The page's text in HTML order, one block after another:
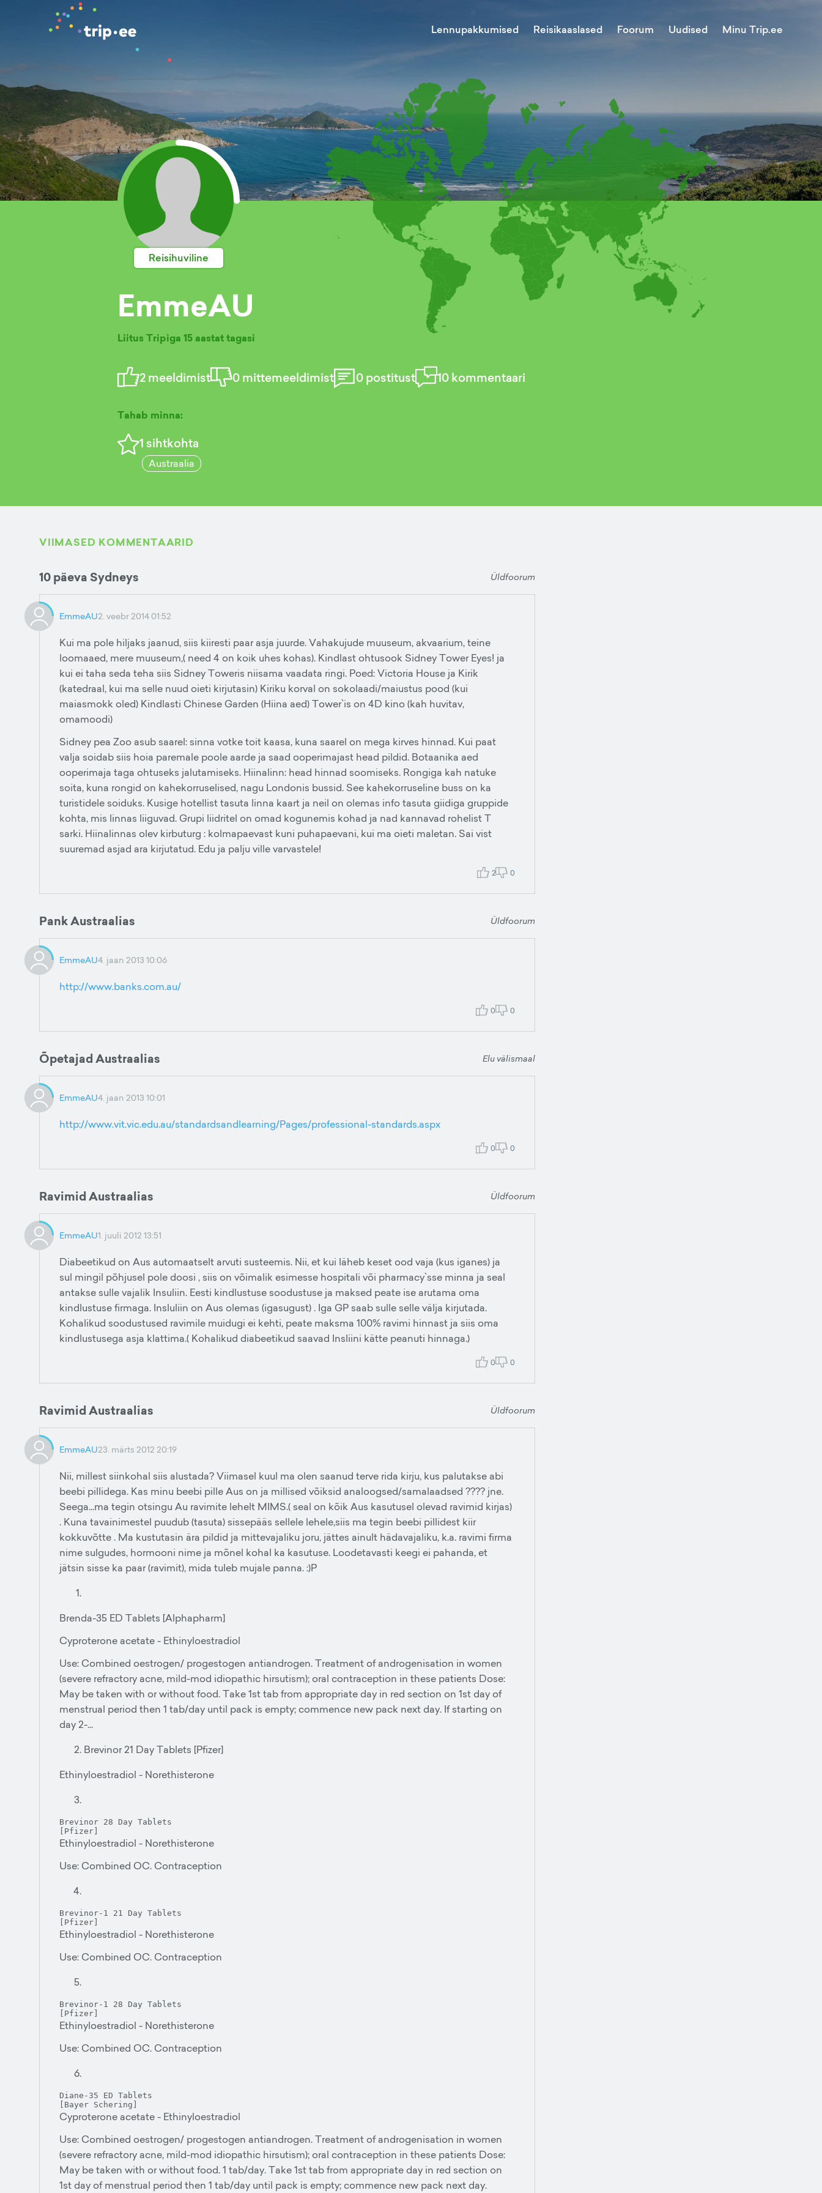
Lennupakkumised Reisikaaslased Foorum Uudised Minu Trip.ee
Reisihuviline
EmmeAU
Liitus Tripiga 15 aastat tagasi
2meeldimist 0mittemeeldimist 0postitust 10kommentaari
Tahab minna:
1 sihtkohta
Austraalia
VIIMASED KOMMENTAARID
10 päeva Sydneys Üldfoorum
EmmeAU2. veebr 2014 01:52
Kui ma pole hiljaks jaanud, siis kiiresti paar asja juurde. Vahakujude muuseum, akvaarium, teine
loomaaed, mere muuseum,( need 4 on koik uhes kohas). Kindlast ohtusook Sidney Tower Eyes! ja
kui ei taha seda teha siis Sidney Toweris niisama vaadata ringi. Poed: Victoria House ja Kirik
(katedraal, kui ma selle nuud oieti kirjutasin) Kiriku korval on sokolaadi/maiustus pood (kui
maiasmokk oled) Kindlasti Chinese Garden (Hiina aed) Tower`is on 4D kino (kah huvitav,
omamoodi)
Sidney pea Zoo asub saarel: sinna votke toit kaasa, kuna saarel on mega kirves hinnad. Kui paat
valja soidab siis hoia paremale poole aarde ja saad ooperimajast head pildid. Botaanika aed
ooperimaja taga ohtuseks jalutamiseks. Hiinalinn: head hinnad soomiseks. Rongiga kah natuke
soita, kuna rongid on kahekorruselised, nagu Londonis bussid. See kahekorruseline buss on ka
turistidele soiduks. Kusige hotellist tasuta linna kaart ja neil on olemas info tasuta giidiga gruppide
kohta, mis linnas liiguvad. Grupi liidritel on omad kogunemis kohad ja nad kannavad rohelist T
sarki. Hiinalinnas olev kirbuturg : kolmapaevast kuni puhapaevani, kui ma oieti maletan. Sai vist
suuremad asjad ara kirjutatud. Edu ja palju ville varvastele!
2 0
Pank Austraalias Üldfoorum
EmmeAU4. jaan 2013 10:06
http://www.banks.com.au/
0 0
Õpetajad Austraalias Elu välismaal
EmmeAU4. jaan 2013 10:01
http://www.vit.vic.edu.au/standardsandlearning/Pages/professional-standards.aspx
0 0
Ravimid Austraalias Üldfoorum
EmmeAU1. juuli 2012 13:51
Diabeetikud on Aus automaatselt arvuti susteemis. Nii, et kui läheb keset ood vaja (kus iganes) ja
sul mingil põhjusel pole doosi , siis on võimalik esimesse hospitali või pharmacy`sse minna ja seal
antakse sulle vajalik Insuliin. Eesti kindlustuse soodustuse ja maksed peate ise arutama oma
kindlustuse firmaga. Insluliin on Aus olemas (igasugust) . Iga GP saab sulle selle välja kirjutada.
Kohalikud soodustused ravimile muidugi ei kehti, peate maksma 100% ravimi hinnast ja siis oma
kindlustusega asja klattima.( Kohalikud diabeetikud saavad Insliini kätte peanuti hinnaga.)
0 0
Ravimid Austraalias Üldfoorum
EmmeAU23. märts 2012 20:19
Nii, millest siinkohal siis alustada? Viimasel kuul ma olen saanud terve rida kirju, kus palutakse abi
beebi pillidega. Kas minu beebi pille Aus on ja millised võiksid analoogsed/samalaadsed ???? jne.
Seega...ma tegin otsingu Au ravimite lehelt MIMS.( seal on kõik Aus kasutusel olevad ravimid kirjas)
. Kuna tavainimestel puudub (tasuta) sissepääs sellele lehele,siis ma tegin beebi pillidest kiir
kokkuvõtte . Ma kustutasin ära pildid ja mittevajaliku joru, jättes ainult hädavajaliku, k.a. ravimi firma
nime sulgudes, hormooni nime ja mõnel kohal ka kasutuse. Loodetavasti keegi ei pahanda, et
jätsin sisse ka paar (ravimit), mida tuleb mujale panna. :)P
Brenda-35 ED Tablets [Alphapharm]
Cyproterone acetate - Ethinyloestradiol
Use: Combined oestrogen/ progestogen antiandrogen. Treatment of androgenisation in women
(severe refractory acne, mild-mod idiopathic hirsutism); oral contraception in these patients Dose:
May be taken with or without food. Take 1st tab from appropriate day in red section on 1st day of
menstrual period then 1 tab/day until pack is empty; commence new pack next day. If starting on
day 2-...
Brevinor 21 Day Tablets [Pfizer]
Ethinyloestradiol - Norethisterone
Brevinor 28 Day Tablets
Ethinyloestradiol - Norethisterone
Use: Combined OC. Contraception
Brevinor-1 21 Day Tablets
Ethinyloestradiol - Norethisterone
Use: Combined OC. Contraception
Brevinor-1 28 Day Tablets
Ethinyloestradiol - Norethisterone
Use: Combined OC. Contraception
Diane-35 ED Tablets
Cyproterone acetate - Ethinyloestradiol
Use: Combined oestrogen/ progestogen antiandrogen. Treatment of androgenisation in women
(severe refractory acne, mild-mod idiopathic hirsutism); oral contraception in these patients Dose:
May be taken with or without food. 1 tab/day. Take 1st tab from appropriate day in red section on
1st day of menstrual period then 1 tab/day until pack is empty; commence new pack next day.